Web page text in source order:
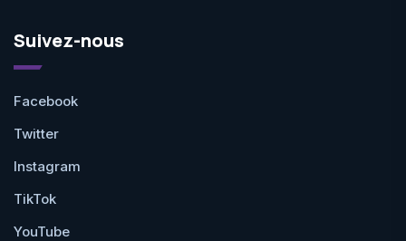
Suivez-nous
Facebook
Twitter
Instagram
TikTok
YouTube